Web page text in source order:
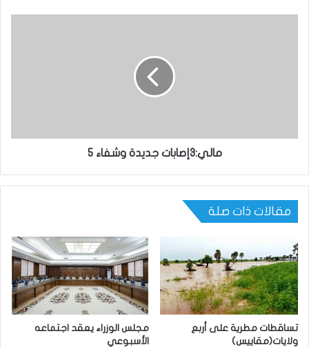
مالي:3إصابات جديدة وشفاء 5
مقالات ذات صلة
تساقطات مطرية على أربع
ولايات(مقاييس)
مجلس الوزراء يعقد اجتماعه
الأسبوعي